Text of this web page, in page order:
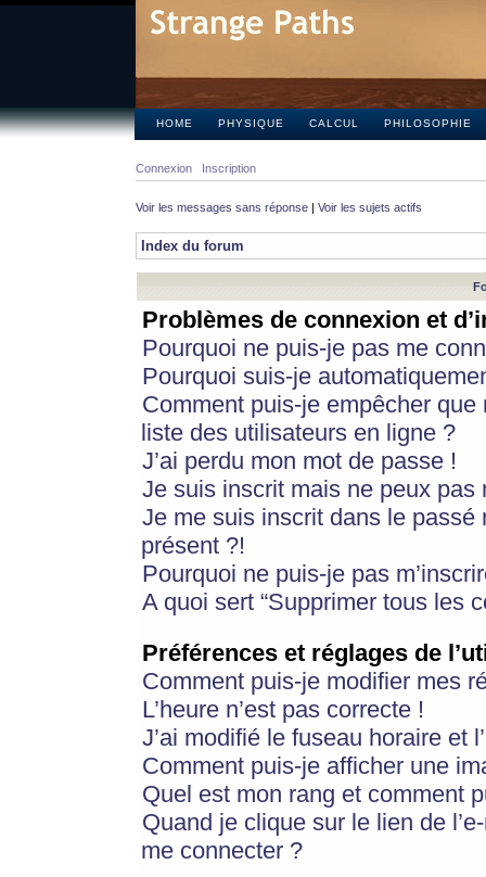
HOME PHYSIQUE CALCUL PHILOSOPHIE
Connexion Inscription
Voir les messages sans réponse | Voir les sujets actifs
Index du forum
Problèmes de connexion et
Pourquoi ne puis-je pas me
Pourquoi suis-je
Comment puis-je empêcher
liste des utilisateurs en ligne ?
J’ai perdu mon mot de passe !
Je suis inscrit mais ne peux pas
Je me suis inscrit dans le
présent ?!
Pourquoi ne puis-je pas
A quoi sert “Supprimer tous les
Préférences et réglages de
Comment puis-je modifier mes
L’heure n’est pas correcte !
J’ai modifié le fuseau horaire et
Comment puis-je afficher une
Quel est mon rang et comment
Quand je clique sur le lien de
me connecter ?